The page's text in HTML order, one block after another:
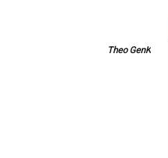
Theo GenK